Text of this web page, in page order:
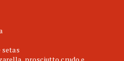
setas